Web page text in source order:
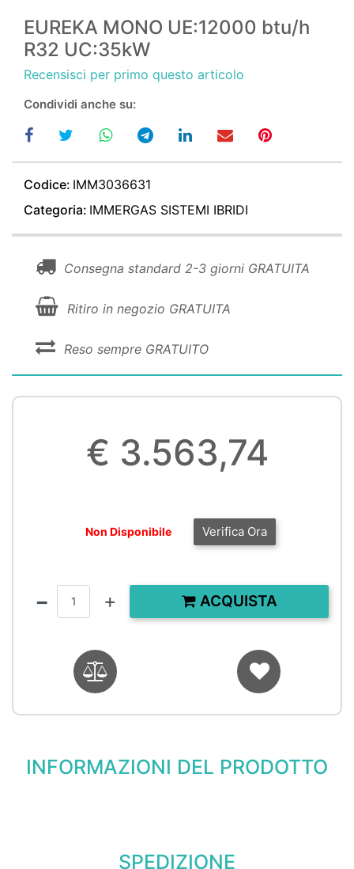
EUREKA MONO UE:12000 btu/h
R32 UC:35kW
Recensisci per primo questo articolo
Condividi anche su:
Codice: IMM3036631
Categoria: IMMERGAS SISTEMI IBRIDI
Consegna standard 2-3 giorni GRATUITA
Ritiro in negozio GRATUITA
Reso sempre GRATUITO
€ 3.563,74
Verifica Ora
Non Disponibile
QuantitàACQUISTA
INFORMAZIONI DEL PRODOTTO
SPEDIZIONE